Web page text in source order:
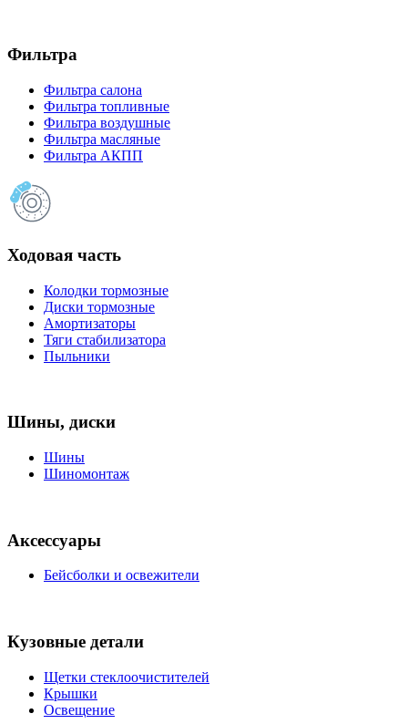
Фильтра
Фильтра салона
Фильтра топливные
Фильтра воздушные
Фильтра масляные
Фильтра АКПП
Ходовая часть
Колодки тормозные
Диски тормозные
Амортизаторы
Тяги стабилизатора
Пыльники
Шины, диски
Шины
Шиномонтаж
Аксессуары
Бейсболки и освежители
Кузовные детали
Щетки стеклоочистителей
Крышки
Освещение